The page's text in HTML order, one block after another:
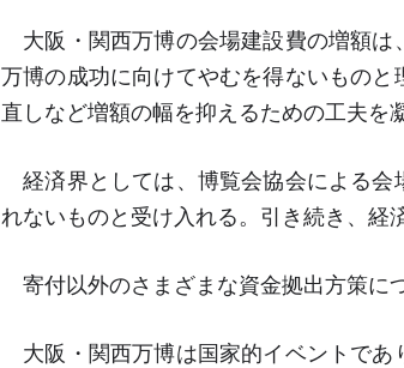
大阪・関西万博の会場建設費の増額は
万博の成功に向けてやむを得ないもの
直しなど増額の幅を抑えるための工夫を
経済界としては、博覧会協会による会
れないものと受け入れる。引き続き、経
寄付以外のさまざまな資金拠出方策に
大阪・関西万博は国家的イベントであ